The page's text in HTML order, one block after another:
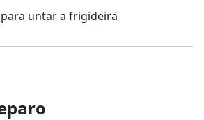
untar a frigideira